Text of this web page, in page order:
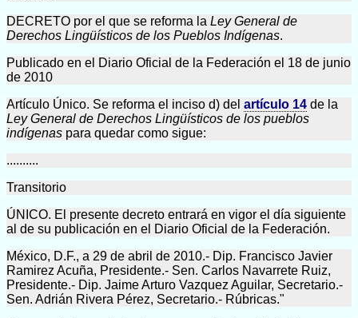
DECRETO por el que se reforma la Ley General de
Derechos Lingüísticos de los Pueblos Indígenas.
Publicado en el Diario Oficial de la Federación el 18 de junio
de 2010
Artículo Único. Se reforma el inciso d) del artículo 14 de la
Ley General de Derechos Lingüísticos de los pueblos
indígenas para quedar como sigue:
..........
Transitorio
ÚNICO. El presente decreto entrará en vigor el día siguiente
al de su publicación en el Diario Oficial de la Federación.
México, D.F., a 29 de abril de 2010.- Dip. Francisco Javier
Ramirez Acuña, Presidente.- Sen. Carlos Navarrete Ruiz,
Presidente.- Dip. Jaime Arturo Vazquez Aguilar, Secretario.-
Sen. Adrián Rivera Pérez, Secretario.- Rúbricas."